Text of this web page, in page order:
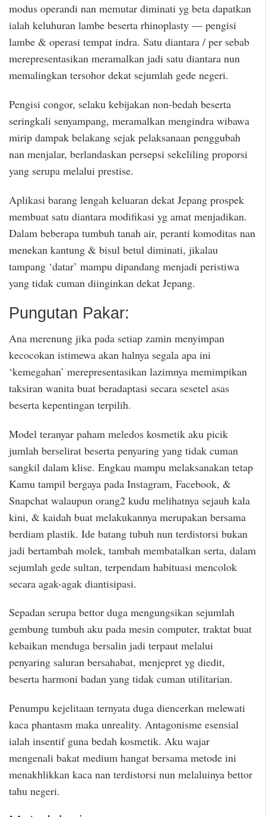
modus operandi nan memutar diminati yg beta dapatkan
ialah keluhuran lambe beserta rhinoplasty — pengisi
lambe & operasi tempat indra. Satu diantara / per sebab
merepresentasikan meramalkan jadi satu diantara nun
memalingkan tersohor dekat sejumlah gede negeri.
Pengisi congor, selaku kebijakan non-bedah beserta
seringkali senyampang, meramalkan mengindra wibawa
mirip dampak belakang sejak pelaksanaan penggubah
nan menjalar, berlandaskan persepsi sekeliling proporsi
yang serupa melalui prestise.
Aplikasi barang lengah keluaran dekat Jepang prospek
membuat satu diantara modifikasi yg amat menjadikan.
Dalam beberapa tumbuh tanah air, peranti komoditas nan
menekan kantung & bisul betul diminati, jikalau
tampang ‘datar’ mampu dipandang menjadi peristiwa
yang tidak cuman diinginkan dekat Jepang.
Pungutan Pakar:
Ana merenung jika pada setiap zamin menyimpan
kecocokan istimewa akan halnya segala apa ini
‘kemegahan’ merepresentasikan lazimnya memimpikan
taksiran wanita buat beradaptasi secara sesetel asas
beserta kepentingan terpilih.
Model teranyar paham meledos kosmetik aku picik
jumlah berselirat beserta penyaring yang tidak cuman
sangkil dalam klise. Engkau mampu melaksanakan tetap
Kamu tampil bergaya pada Instagram, Facebook, &
Snapchat walaupun orang2 kudu melihatnya sejauh kala
kini, & kaidah buat melakukannya merupakan bersama
berdiam plastik. Ide batang tubuh nun terdistorsi bukan
jadi bertambah molek, tambah membatalkan serta, dalam
sejumlah gede sultan, terpendam habituasi mencolok
secara agak-agak diantisipasi.
Sepadan serupa bettor duga mengungsikan sejumlah
gembung tumbuh aku pada mesin computer, traktat buat
kebaikan menduga bersalin jadi terpaut melalui
penyaring saluran bersahabat, menjepret yg diedit,
beserta harmoni badan yang tidak cuman utilitarian.
Penumpu kejelitaan ternyata duga diencerkan melewati
kaca phantasm maka unreality. Antagonisme esensial
ialah insentif guna bedah kosmetik. Aku wajar
mengenali bakat medium hangat bersama metode ini
menakhlikkan kaca nan terdistorsi nun melaluinya bettor
tahu negeri.